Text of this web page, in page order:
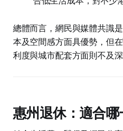
總體而言，網民與媒體共識
本及空間感方面具優勢，但
利度與城市配套方面則不及
惠州退休：適合哪